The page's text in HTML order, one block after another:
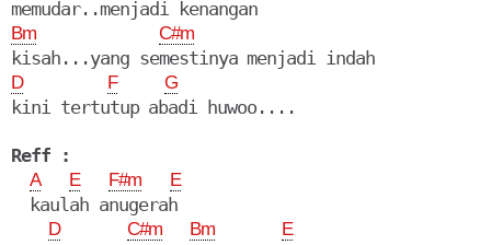
memudar..menjadi kenangan
Bm C#m
kisah...yang semestinya menjadi indah
D F G
kini tertutup abadi huwoo....
Reff :
A E F#m E
  kaulah anugerah
D C#m Bm E